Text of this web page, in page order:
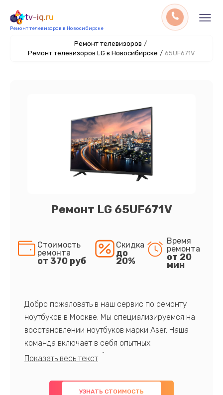
tv-iq.ru
Ремонт телевизоров в Новосибирске
Ремонт телевизоров /
Ремонт телевизоров LG в Новосибирске / 65UF671V
Ремонт LG 65UF671V
Стоимость
ремонта
от 370 руб
Скидка
до
20%
Время
ремонта
от 20
мин
Добро пожаловать в наш сервис по ремонту
ноутбуков в Москве. Мы специализируемся на
восстановлении ноутбуков марки Aser. Наша
команда включает в себя опытных
профессионалов с обширными знаниями и
предлагаем быстрый и качественный ремонт с
УЗНАТЬ СТОИМОСТЬ